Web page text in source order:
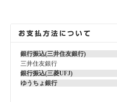
銀行振込(三井住友銀行)
三井住友銀行
銀行振込(三菱UFJ)
ゆうちょ銀行